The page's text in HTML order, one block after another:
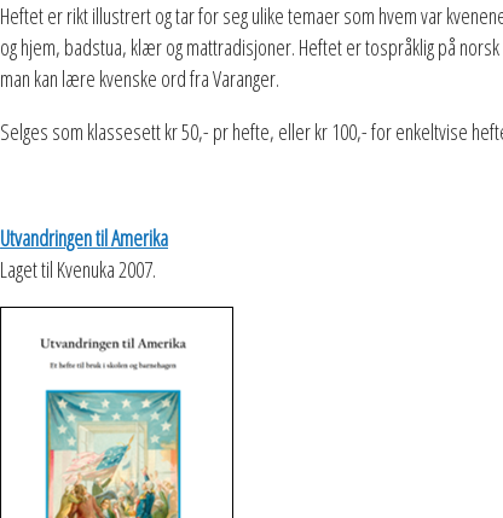
Heftet er rikt illustrert og tar for seg ulike temaer som hvem var
og hjem, badstua, klær og mattradisjoner. Heftet er tospråklig på
man kan lære kvenske ord fra Varanger.
Selges som klassesett kr 50,- pr hefte, eller kr 100,- for enkeltvise
Utvandringen til Amerika
Laget til Kvenuka 2007.